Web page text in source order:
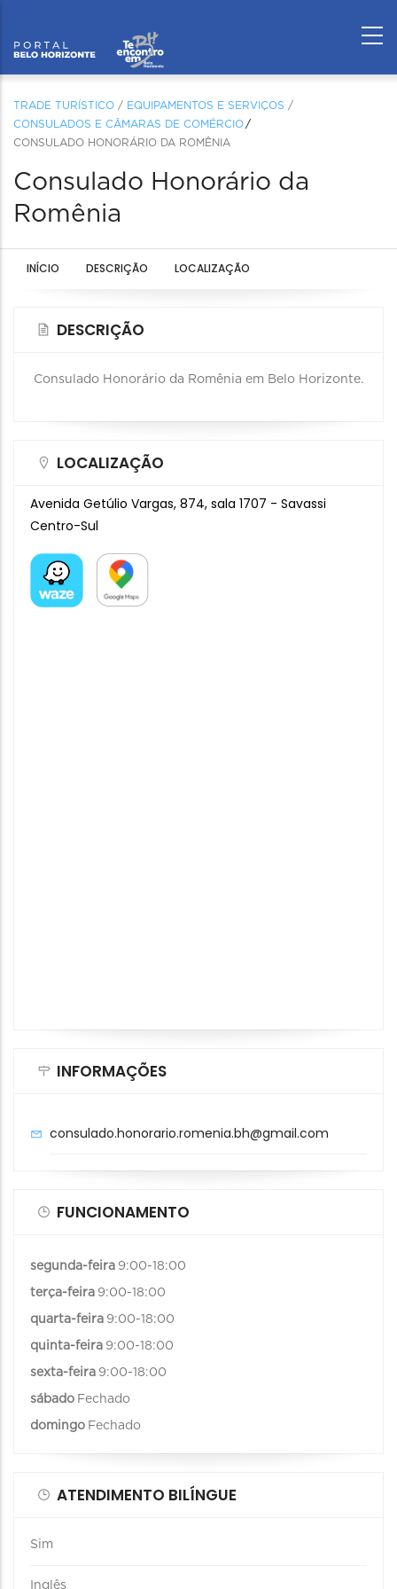
TRADE TURÍSTICO / EQUIPAMENTOS E SERVIÇOS /
CONSULADOS E CÂMARAS DE COMÉRCIO
CONSULADO HONORÁRIO DA ROMÊNIA
Consulado Honorário da
Romênia
INÍCIO DESCRIÇÃO LOCALIZAÇÃO
DESCRIÇÃO
Consulado Honorário da Romênia em Belo Horizonte.
LOCALIZAÇÃO
Avenida Getúlio Vargas, 874, sala 1707 - Savassi
Centro-Sul
INFORMAÇÕES
consulado.honorario.romenia.bh@gmail.com
FUNCIONAMENTO
segunda-feira 9:00-18:00
terça-feira 9:00-18:00
quarta-feira 9:00-18:00
quinta-feira 9:00-18:00
sexta-feira 9:00-18:00
sábado Fechado
domingo Fechado
ATENDIMENTO BILÍNGUE
Sim
Inglês